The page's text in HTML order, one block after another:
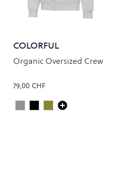
COLORFUL
STANDARD
Organic Oversized Crew
79,00 CHF
Colour
Heather Grey
Deep Black
Dusty Olive